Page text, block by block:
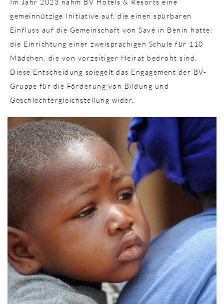
Im Jahr 2023 nahm BV Hotels & Resorts eine
gemeinnützige Initiative auf, die einen spürbaren
Einfluss auf die Gemeinschaft von Savé in Benin hatte:
die Einrichtung einer zweisprachigen Schule für 110
Mädchen, die von vorzeitiger Heirat bedroht sind.
Diese Entscheidung spiegelt das Engagement der BV-
Gruppe für die Förderung von Bildung und
Geschlechtergleichstellung wider.